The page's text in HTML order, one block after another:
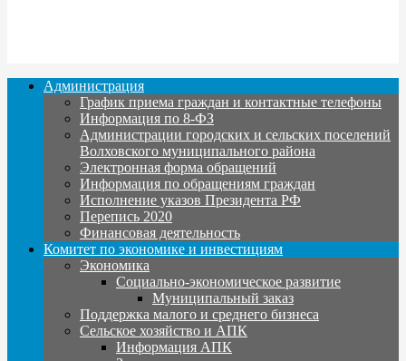
Администрация
График приема граждан и контактные телефоны
Информация по 8-ФЗ
Администрации городских и сельских поселений
Волховского муниципального района
Электронная форма обращений
Информация по обращениям граждан
Исполнение указов Президента РФ
Перепись 2020
Финансовая деятельность
Комитет по экономике и инвестициям
Экономика
Социально-экономическое развитие
Муниципальный заказ
Поддержка малого и среднего бизнеса
Сельское хозяйство и АПК
Информация АПК